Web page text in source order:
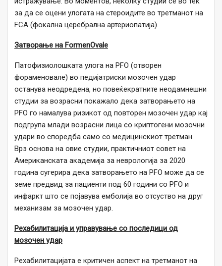
за да се оцени улогата на стероидите во третманот на
FCA (фокална церебрална артериопатија).
Затворање на FormenOvale
Патофизиолошката улога на PFO (отворен
фораменовале) во педијатриски мозочен удар
останува неодредена, но повеќекратните неодамнешни
студии за возрасни покажало дека затворањето на
PFO го намалува ризикот од повторен мозочен удар кај
подгрупа млади возрасни лица со криптогени мозочни
удари во споредба само со медицинскиот третман.
Врз основа на овие студии, практичниот совет на
Американската академија за неврологија за 2020
година сугерира дека затворањето на PFO може да се
земе предвид за пациенти под 60 години со PFO и
инфаркт што се појавува емболија во отсуство на друг
механизам за мозочен удар.
Рехабилитација и управување со последици од
мозочен удар
Рехабилитацијата е критичен аспект на третманот на